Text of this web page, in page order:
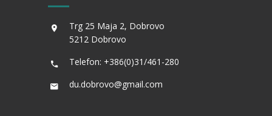
Trg 25 Maja 2, Dobrovo
5212 Dobrovo
Telefon: +386(0)31/461-280
du.dobrovo@gmail.com